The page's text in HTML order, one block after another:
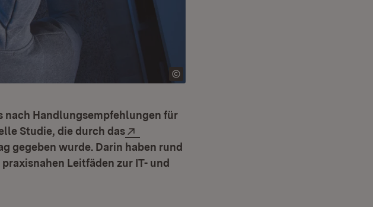
nach Handlungsempfehlungen für
Studie, die durch das
neuem Fenster)
gegeben wurde. Darin haben rund
Leitfäden zur IT- und